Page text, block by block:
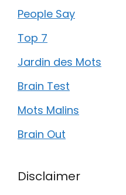
People Say
Top 7
Jardin des Mots
Brain Test
Mots Malins
Brain Out
Disclaimer